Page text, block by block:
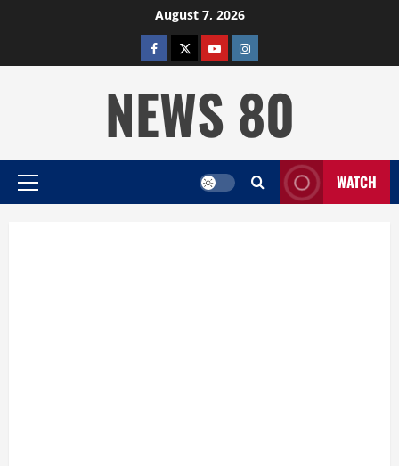
August 7, 2026
facebooktwitterYOUTUBE
instagram
NEWS 80
Primary
WATCH